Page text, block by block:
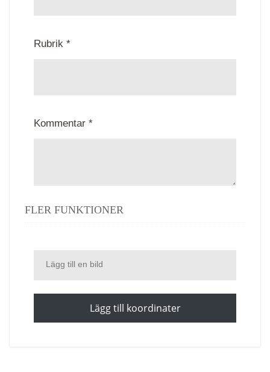
Rubrik *
Kommentar *
FLER FUNKTIONER
Lägg till en bild
Lägg till koordinater